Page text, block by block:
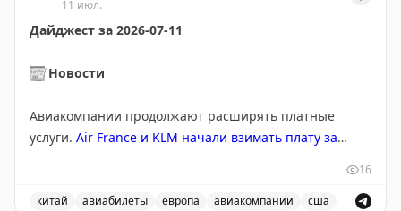
11 июл.
Дайджест за 2026-07-11
📰Новости
Авиакомпании продолжают расширять платные
услуги. Air France и KLM начали взимать плату за
при бронировании за
мили и билетах Business Light/Standard (кроме
16
китай авиабилеты европа авиакомпании сша